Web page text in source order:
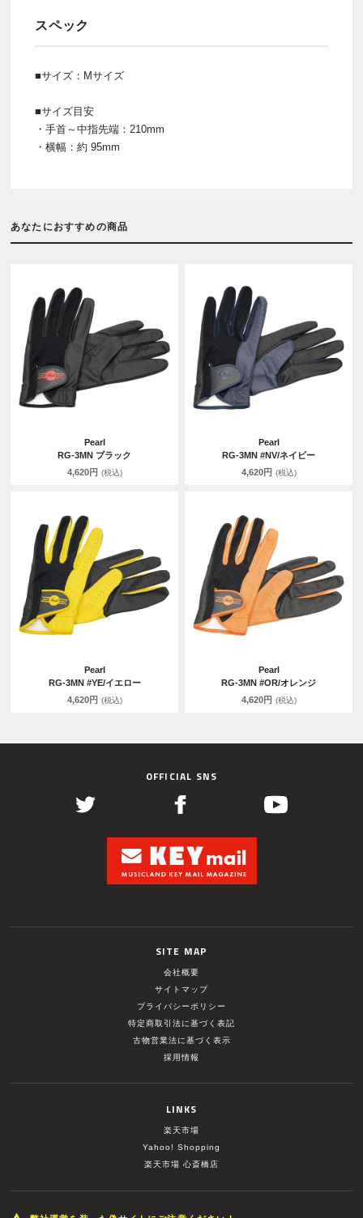
スペック
■サイズ：Mサイズ
■サイズ目安
・手首～中指先端：210mm
・横幅：約 95mm
あなたにおすすめの商品
Pearl
RG-3MN ブラック
4,620円 (税込)
Pearl
RG-3MN #NV/ネイビー
4,620円 (税込)
Pearl
RG-3MN #YE/イエロー
4,620円 (税込)
Pearl
RG-3MN #OR/オレンジ
4,620円 (税込)
OFFICIAL SNS
SITE MAP
会社概要
サイトマップ
プライバシーポリシー
特定商取引法に基づく表記
古物営業法に基づく表示
採用情報
LINKS
楽天市場
Yahoo! Shopping
楽天市場 心斎橋店